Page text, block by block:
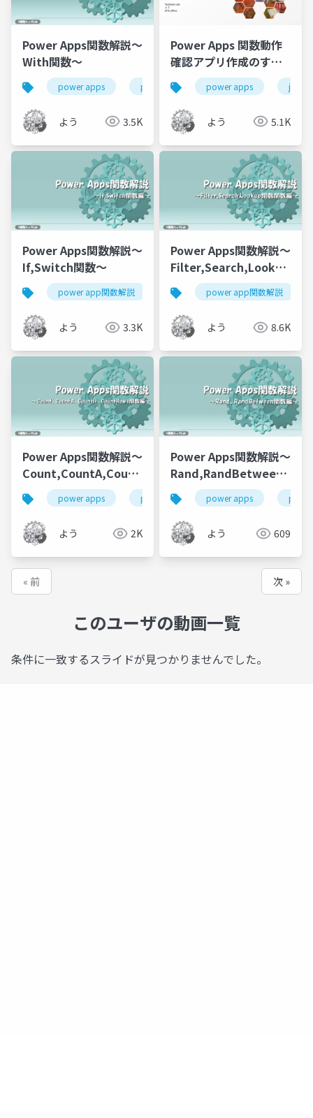
Power Apps関数解説～
With関数～
power apps power platform power app関数解
よう 3.5K
Power Apps 関数動作
確認アプリ作成のすす
め
power apps
よう 5.1K
Power Apps関数解説～
If,Switch関数～
power app関数解説 power apps power
よう 3.3K
Power Apps関数解説～
Filter,Search,Lookup
関数～power app関数解説
よう 8.6K
Power Apps関数解説～
Count,CountA,CountIf,CountRows
関数～power apps power platform power app関数解
よう 2K
Power Apps関数解説～
Rand,RandBetween
関数～power apps
よう 609
« 前 次 »
このユーザの動画一覧
条件に一致するスライドが見つかりませんでした。